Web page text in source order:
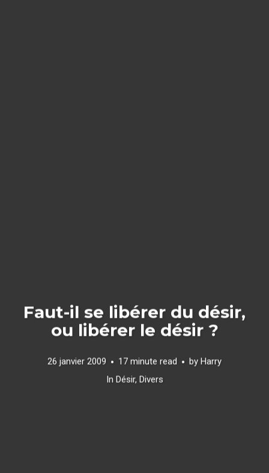
Faut-il se libérer du désir,
ou libérer le désir ?
26 janvier 2009 17 minute read by Harry
In Désir, Divers